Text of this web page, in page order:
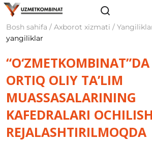
Bosh sahifa / Axborot xizmati /
yangiliklar
ORTIQ OLIY TA’LIM
MUASSASALARINING
KAFEDRALARI
REJALASHTIRILMOQDA